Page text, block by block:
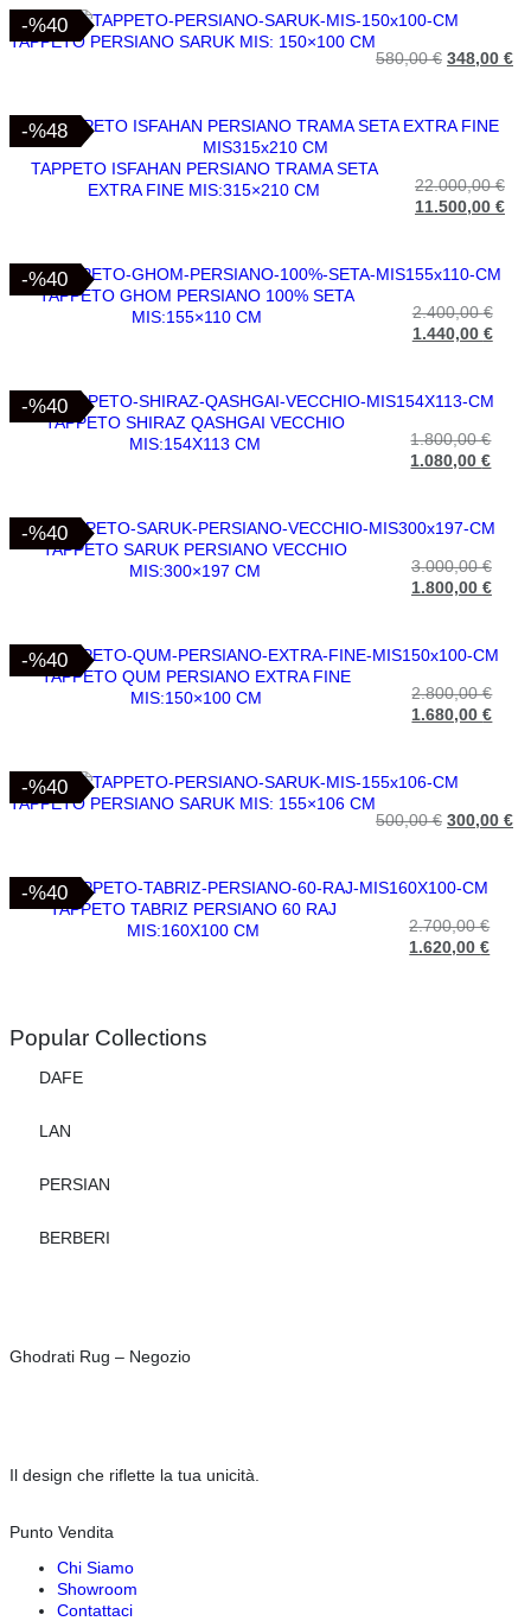
-%40
-%40
TAPPETO PERSIANO SARUK MIS: 150×100 CM
580,00€ 348,00 €
-%48
-%48
TAPPETO ISFAHAN PERSIANO TRAMA SETA
EXTRA FINE MIS:315×210 CM
22.000,00€
11.500,00 €
-%40
-%40
TAPPETO GHOM PERSIANO 100% SETA
MIS:155×110 CM
2.400,00€
1.440,00 €
-%40
-%40
TAPPETO SHIRAZ QASHGAI VECCHIO
MIS:154X113 CM
1.800,00€
1.080,00€
-%40
-%40
TAPPETO SARUK PERSIANO VECCHIO
MIS:300×197 CM
3.000,00€
1.800,00 €
-%40
-%40
TAPPETO QUM PERSIANO EXTRA FINE
MIS:150×100 CM
2.800,00€
1.680,00€
-%40
-%40
TAPPETO PERSIANO SARUK MIS: 155×106 CM
500,00€ 300,00 €
-%40
-%40
TAPPETO TABRIZ PERSIANO 60 RAJ
MIS:160X100 CM
2.700,00€
1.620,00€
Popular Collections
DAFE
LAN
PERSIAN
BERBERI
Ghodrati Rug – Negozio
Il design che riflette la tua unicità.
Punto Vendita
Chi Siamo
Showroom
Contattaci